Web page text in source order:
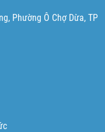
Phường Ô Chợ Dừa, TP